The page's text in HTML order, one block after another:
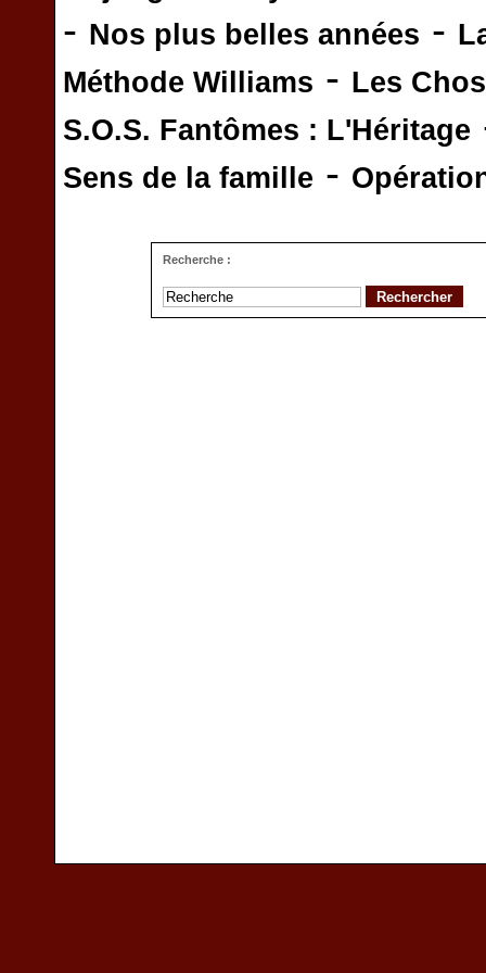
- Nos plus belles années -
Méthode Williams - Les
S.O.S. Fantômes : L'Héritage
Sens de la famille -
Recherche :